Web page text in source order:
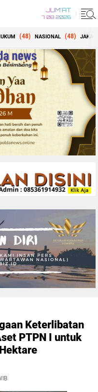
JUM'AT
7 08 2026
(48) NASIONAL (48)
Keterlibatan
PTPN I untuk